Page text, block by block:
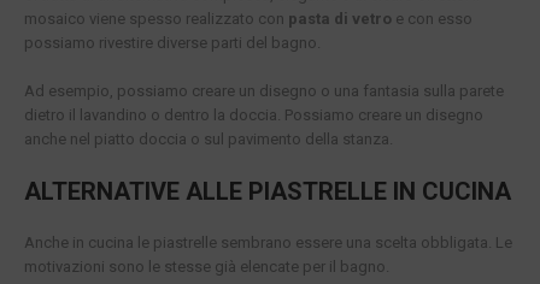
mosaico viene spesso realizzato con pasta di vetro e con esso
possiamo rivestire diverse parti del bagno.
Ad esempio, possiamo creare un disegno o una fantasia sulla parete
dietro il lavandino o dentro la doccia. Possiamo creare un disegno
anche nel piatto doccia o sul pavimento della stanza.
ALTERNATIVE ALLE PIASTRELLE IN CUCINA
Anche in cucina le piastrelle sembrano essere una scelta obbligata. Le
motivazioni sono le stesse già elencate per il bagno.